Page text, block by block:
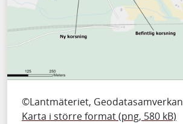
©Lantmäteriet, Geodatasamverkan
Karta i större format (png, 580 kB)